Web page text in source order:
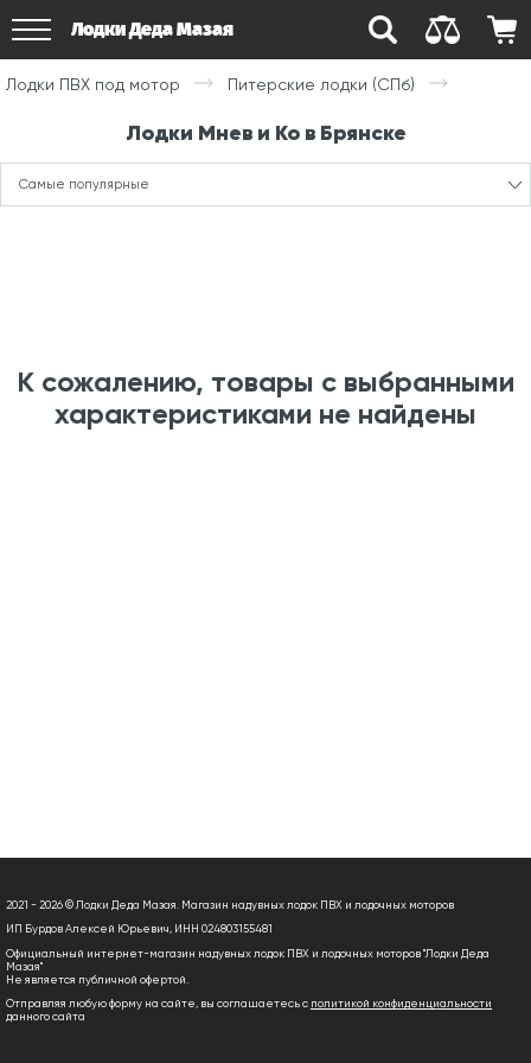
Лодки Деда Мазая
Лодки ПВХ под мотор Питерские лодки (СПб)
Лодки Мнев и Ко в Брянске
Самые популярные
К сожалению, товары с выбранными
характеристиками не найдены
2021 - 2026 © Лодки Деда Мазая. Магазин надувных лодок ПВХ и лодочных моторов
ИП Бурдов Алексей Юрьевич, ИНН 024803155481
Официальный интернет-магазин надувных лодок ПВХ и лодочных моторов "Лодки Деда
Мазая"
Не является публичной офертой.
Отправляя любую форму на сайте, вы соглашаетесь с политикой конфиденциальности
данного сайта